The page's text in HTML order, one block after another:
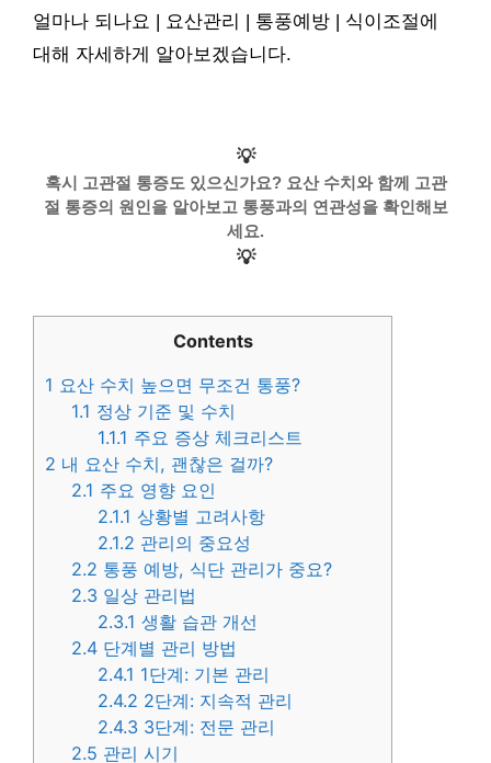
얼마나 되나요 | 요산관리 | 통풍예방 | 식이조절에
대해 자세하게 알아보겠습니다.
💡
혹시 고관절 통증도 있으신가요? 요산 수치와 함께 고관
절 통증의 원인을 알아보고 통풍과의 연관성을 확인해보
세요.
💡
Contents
1 요산 수치 높으면 무조건 통풍?
1.1 정상 기준 및 수치
1.1.1 주요 증상 체크리스트
2 내 요산 수치, 괜찮은 걸까?
2.1 주요 영향 요인
2.1.1 상황별 고려사항
2.1.2 관리의 중요성
2.2 통풍 예방, 식단 관리가 중요?
2.3 일상 관리법
2.3.1 생활 습관 개선
2.4 단계별 관리 방법
2.4.1 1단계: 기본 관리
2.4.2 2단계: 지속적 관리
2.4.3 3단계: 전문 관리
2.5 관리 시기